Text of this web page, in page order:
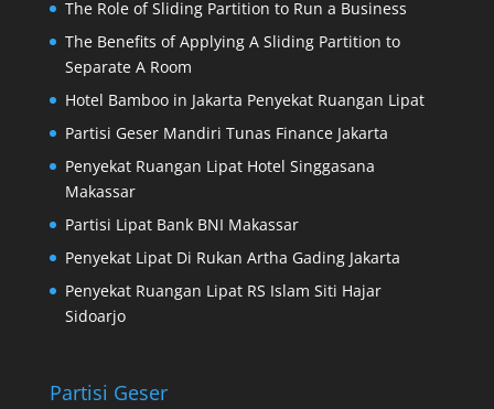
The Role of Sliding Partition to Run a Business
The Benefits of Applying A Sliding Partition to
Separate A Room
Hotel Bamboo in Jakarta Penyekat Ruangan Lipat
Partisi Geser Mandiri Tunas Finance Jakarta
Penyekat Ruangan Lipat Hotel Singgasana
Makassar
Partisi Lipat Bank BNI Makassar
Penyekat Lipat Di Rukan Artha Gading Jakarta
Penyekat Ruangan Lipat RS Islam Siti Hajar
Sidoarjo
Partisi Geser